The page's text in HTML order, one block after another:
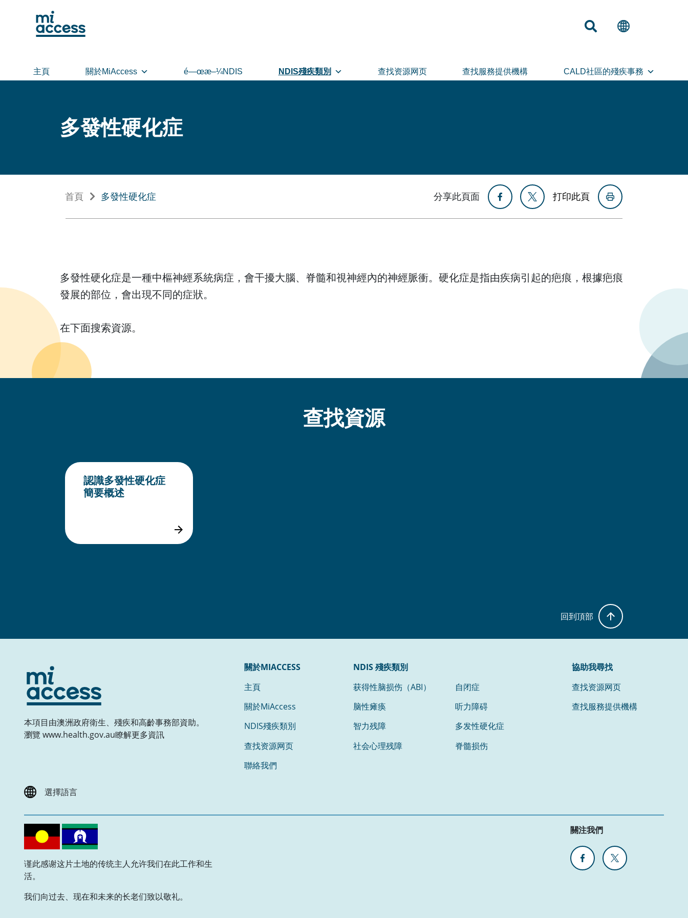
主頁 關於MiAccess é—œæ–¼NDIS NDIS殘疾類別 查找资源网页 查找服務提供機構 CALD社區的殘疾事務
多發性硬化症
首頁 多發性硬化症 分享此頁面 打印此頁
多發性硬化症是一種中樞神經系統病症，會干擾大腦、脊髓和視神經內的神經脈衝。硬化症是指由疾病引起的疤痕，根據疤痕
發展的部位，會出現不同的症狀。
在下面搜索資源。
查找資源
認識多發性硬化症
簡要概述
回到頂部
本項目由澳洲政府衛生、殘疾和高齡事務部資助。
瀏覽 www.health.gov.au瞭解更多資訊
選擇語言
關於MIACCESS
主頁
關於MiAccess
NDIS殘疾類別
查找资源网页
聯絡我們
NDIS 殘疾類別
获得性脑损伤（ABI）
自闭症
脑性瘫痪
听力障碍
智力残障
多发性硬化症
社会心理残障
脊髓损伤
協助我尋找
查找资源网页
查找服務提供機構
谨此感谢这片土地的传统主人允许我们在此工作和生
活。
我们向过去、现在和未来的长老们致以敬礼。
關注我們